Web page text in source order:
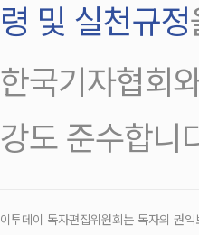
령 및 실천규정
한국기자협회
강도 준수합니
이투데이 독자편집위원회는 독자의 권